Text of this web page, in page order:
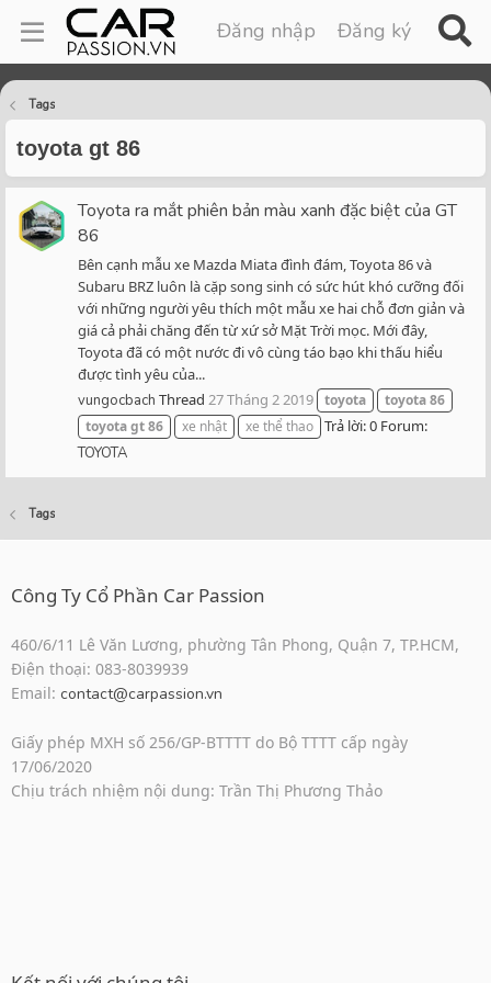
Đăng nhập Đăng ký
Tags
toyota gt 86
Toyota ra mắt phiên bản màu xanh đặc biệt của GT
86
Bên cạnh mẫu xe Mazda Miata đình đám, Toyota 86 và
Subaru BRZ luôn là cặp song sinh có sức hút khó cưỡng đối
với những người yêu thích một mẫu xe hai chỗ đơn giản và
giá cả phải chăng đến từ xứ sở Mặt Trời mọc. Mới đây,
Toyota đã có một nước đi vô cùng táo bạo khi thấu hiểu
được tình yêu của...
vungocbach Thread 27 Tháng 2 2019 toyota toyota86
toyotagt86 xe nhật xe thể thao Trả lời: 0 Forum:
TOYOTA
Tags
Công Ty Cổ Phần Car Passion
460/6/11 Lê Văn Lương, phường Tân Phong, Quận 7, TP.HCM,
Điện thoại: 083-8039939
Email: contact@carpassion.vn
Giấy phép MXH số 256/GP-BTTTT do Bộ TTTT cấp ngày
17/06/2020
Chịu trách nhiệm nội dung: Trần Thị Phương Thảo